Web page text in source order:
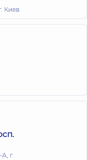
Киев
г.